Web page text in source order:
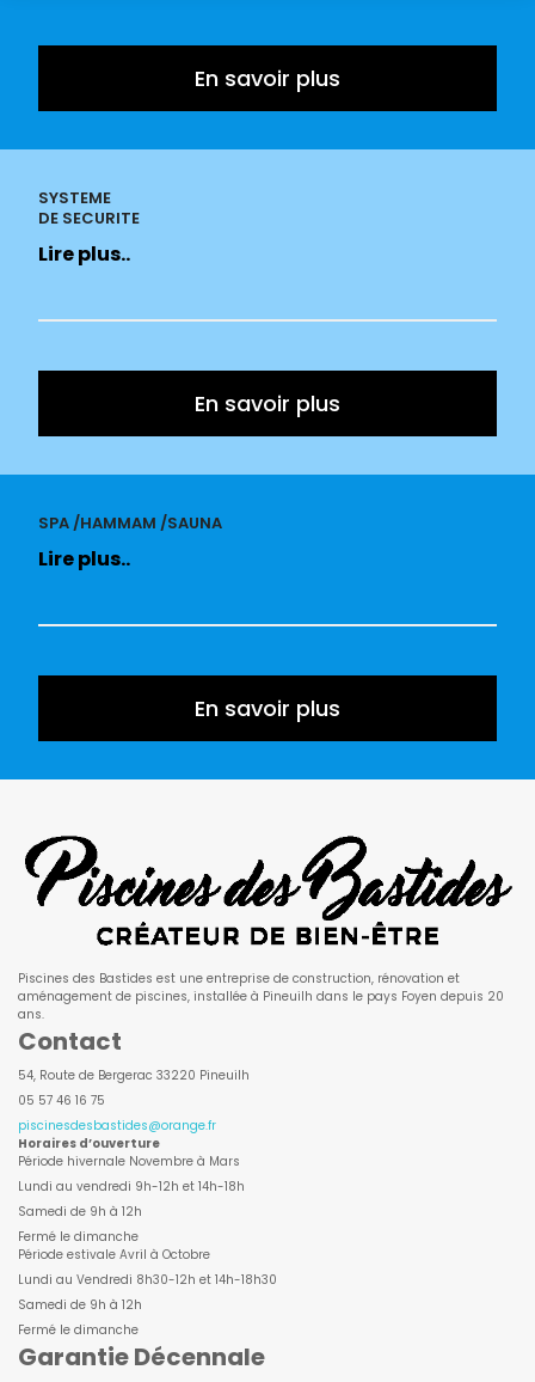
En savoir plus
SYSTEME
DE SECURITE
Lire plus..
En savoir plus
SPA /HAMMAM /SAUNA
Lire plus..
En savoir plus
Piscines des Bastides est une entreprise de construction, rénovation et
aménagement de piscines, installée à Pineuilh dans le pays Foyen depuis 20
ans.
Contact
54, Route de Bergerac 33220 Pineuilh
05 57 46 16 75
piscinesdesbastides@orange.fr
Horaires d’ouverture
Période hivernale Novembre à Mars
Lundi au vendredi 9h-12h et 14h-18h
Samedi de 9h à 12h
Fermé le dimanche
Période estivale Avril à Octobre
Lundi au Vendredi 8h30-12h et 14h-18h30
Samedi de 9h à 12h
Fermé le dimanche
Garantie Décennale